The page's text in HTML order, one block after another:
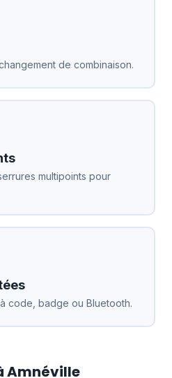
de combinaison.
multipoints pour
code, badge ou Bluetooth.
Amnéville